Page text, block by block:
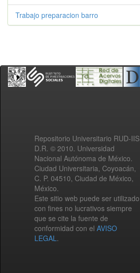
Trabajo preparacion barro
Repositorio Universitario RUD-IIS
D.R. © 2010. Universidad
Nacional Autónoma de México.
Ciudad Universitaria, Coyoacán,
C. P. 04510, Ciudad de México,
México.
Este sitio web puede ser utilizado
con fines no lucrativos siempre
que se cite la fuente de
conformidad con el AVISO
LEGAL.